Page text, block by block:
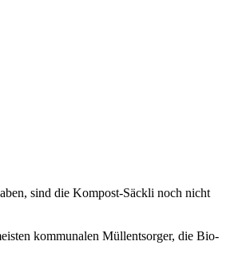
sind die Kompost-Säckli noch nicht
kommunalen Müllentsorger, die Bio-